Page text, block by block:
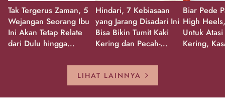
Tak Tergerus Zaman, 5
Wejangan Seorang Ibu
Ini Akan Tetap Relate
dari Dulu hingga
Hindari, 7 Kebiasaan
yang Jarang Disadari Ini
Bisa Bikin Tumit Kaki
Kering dan Pecah-
Biar Pede
High
Untuk
Kering,
LIHAT LAINNYA